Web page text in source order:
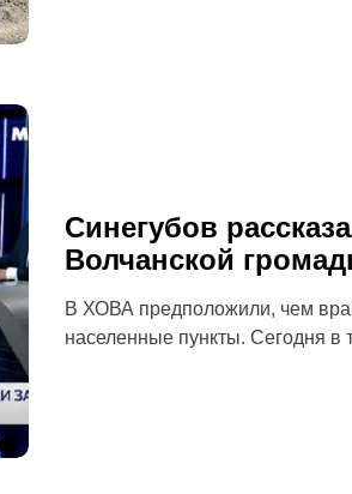
Синегубов
Волчанской
В ХОВА предположили, чем
населенные пункты. Сегодня в